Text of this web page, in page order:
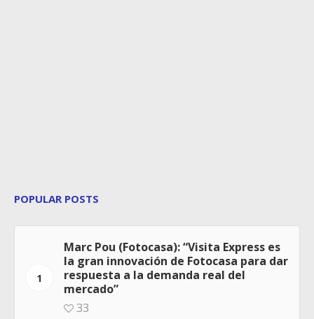
POPULAR POSTS
1
Marc Pou (Fotocasa): “Visita Express es
la gran innovación de Fotocasa para dar
respuesta a la demanda real del
mercado”
33